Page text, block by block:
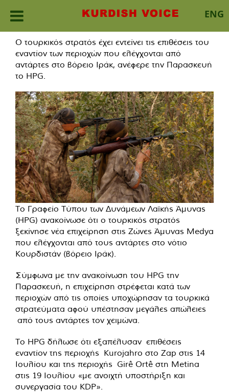
ENG
content
Ο τουρκικός στρατός έχει εντείνει τις επιθέσεις του
εναντίον των περιοχών που ελέγχονται από
αντάρτες στο βόρειο Ιράκ, ανέφερε την Παρασκευή
το HPG.
Το Γραφείο Τύπου των Δυνάμεων Λαϊκής Άμυνας
(HPG) ανακοίνωσε ότι ο τουρκικός στρατός
ξεκίνησε νέα επιχείρηση στις Ζώνες Άμυνας Medya
που ελέγχονται από τους αντάρτες στο νότιο
Κουρδιστάν (βόρειο Ιράκ).
Σύμφωνα με την ανακοίνωση του HPG την
Παρασκευή, η επιχείρηση στρέφεται κατά των
περιοχών από τις οποίες υποχώρησαν τα τουρκικά
στρατεύματα αφού υπέστησαν μεγάλες απώλειες
από τους αντάρτες τον χειμώνα.
Το HPG δήλωσε ότι εξαπέλυσαν επιθέσεις
εναντίον της περιοχής Kurojahro στο Zap στις 14
Ιουλίου και της περιοχής Girê Ortê στη Metina
στις 19 Ιουλίου «με ανοιχτή υποστήριξη και
συνεργασία του KDP».